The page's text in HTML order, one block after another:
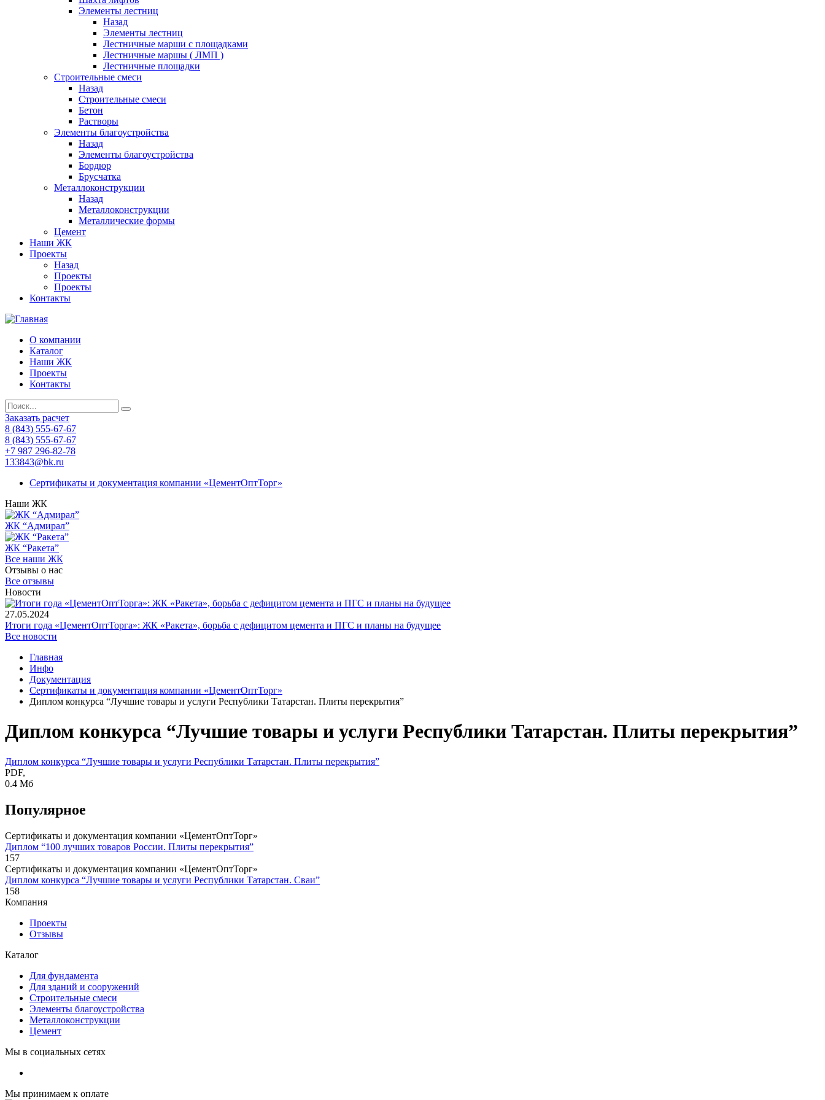
Элементы лестниц
Назад
Элементы лестниц
Лестничные марши с площадками
Лестничные маршы ( ЛМП )
Лестничные площадки
Строительные смеси
Назад
Строительные смеси
Бетон
Растворы
Элементы благоустройства
Назад
Элементы благоустройства
Бордюр
Брусчатка
Металлоконструкции
Назад
Металлоконструкции
Металлические формы
Цемент
Наши ЖК
Проекты
Назад
Проекты
Проекты
Контакты
О компании
Каталог
Наши ЖК
Проекты
Контакты
Заказать расчет
8 (843) 555-67-67
8 (843) 555-67-67
+7 987 296-82-78
133843@bk.ru
Сертификаты и документация компании «ЦементОптТорг»
Наши ЖК
ЖК “Адмирал”
ЖК “Ракета”
Все наши ЖК
Отзывы о нас
Все отзывы
Новости
27.05.2024
Итоги года «ЦементОптТорга»: ЖК «Ракета», борьба с дефицитом цемента и ПГС и планы на будущее
Все новости
Главная
Инфо
Документация
Сертификаты и документация компании «ЦементОптТорг»
Диплом конкурса “Лучшие товары и услуги Республики Татарстан. Плиты перекрытия”
Диплом конкурса “Лучшие товары и услуги Республики Татарстан. Плиты перекрытия”
Диплом конкурса “Лучшие товары и услуги Республики Татарстан. Плиты перекрытия”
PDF,
0.4 Мб
Популярное
Сертификаты и документация компании «ЦементОптТорг»
Диплом “100 лучших товаров России. Плиты перекрытия”
157
Сертификаты и документация компании «ЦементОптТорг»
Диплом конкурса “Лучшие товары и услуги Республики Татарстан. Сваи”
158
Компания
Проекты
Отзывы
Каталог
Для фундамента
Для зданий и сооружений
Строительные смеси
Элементы благоустройства
Металлоконструкции
Цемент
Мы в социальных сетях
Мы принимаем к оплате